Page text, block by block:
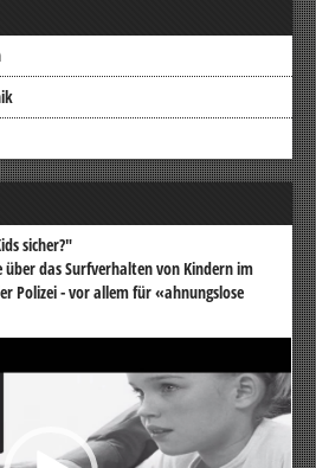
sicher?"
über das Surfverhalten von Kindern im
Polizei - vor allem für «ahnungslose